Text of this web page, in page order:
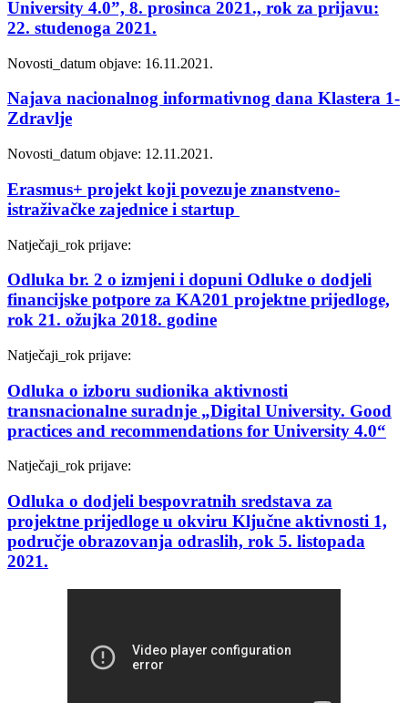
University 4.0”, 8. prosinca 2021., rok za prijavu:
22. studenoga 2021.
Novosti_ datum objave: 16.11.2021.
Najava nacionalnog informativnog dana Klastera 1-
Zdravlje
Novosti_ datum objave: 12.11.2021.
Erasmus+ projekt koji povezuje znanstveno-
istraživačke zajednice i startup
Natječaji_ rok prijave:
Odluka br. 2 o izmjeni i dopuni Odluke o dodjeli
financijske potpore za KA201 projektne prijedloge,
rok 21. ožujka 2018. godine
Natječaji_ rok prijave:
Odluka o izboru sudionika aktivnosti
transnacionalne suradnje „Digital University. Good
practices and recommendations for University 4.0“
Natječaji_ rok prijave:
Odluka o dodjeli bespovratnih sredstava za
projektne prijedloge u okviru Ključne aktivnosti 1,
područje obrazovanja odraslih, rok 5. listopada
2021.